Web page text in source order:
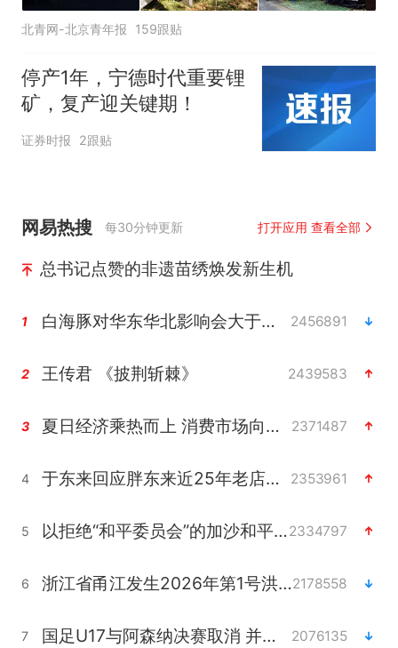
北青网-北京青年报 159跟贴
停产1年，宁德时代重要锂
矿，复产迎关键期！
证券时报 2跟贴
网易热搜 每30分钟更新 打开应用 查看全部
总书记点赞的非遗苗绣焕发新生机
1 白海豚对华东华北影响会大于巴威 2456891
2 王传君 《披荆斩棘》 2439583
3 夏日经济乘热而上 消费市场向新而行 2371487
4 于东来回应胖东来近25年老店年底关闭 2353961
5 以拒绝“和平委员会”的加沙和平计划2334797
6 浙江省甬江发生2026年第1号洪水2178558
7 国足U17与阿森纳决赛取消 并列冠军 2076135